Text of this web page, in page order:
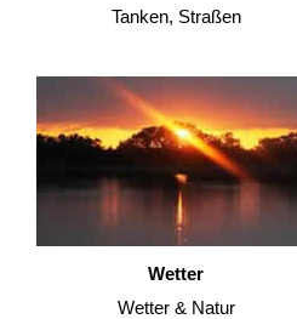
Tanken, Straßen
Wetter
Wetter & Natur